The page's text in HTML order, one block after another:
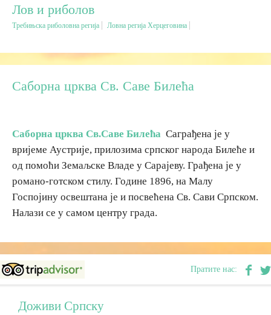
Авантура
Лов и риболов
Сеоски туризам
Омладински туризам
Дестинације
Списак дестинација
Мапа дестинација
Лов и риболов
Требињска риболовна регија Ловна регија Херцеговина
Саборна црква Св. Саве Билећа
Саборна црква Св.Саве Билећа Саграђена је у
вријеме Аустрије, прилозима српског народа Билеће и
од помоћи Земаљске Владе у Сарајеву. Грађена је у
романо-готском стилу. Године 1896, на Малу
Госпојину освештана је и посвећена Св. Сави Српском.
Налази се у самом центру града.
Пратите нас:
Доживи Српску